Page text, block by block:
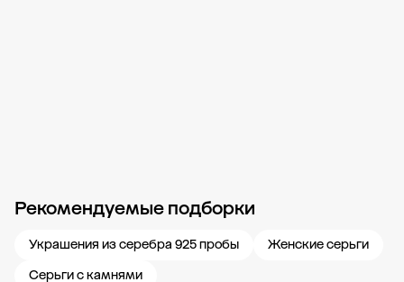
Рекомендуемые подборки
Украшения из серебра 925 пробы
Женские серьги
Серьги с камнями
Новости компании Журнал ЗОЛОТОЙ Блог